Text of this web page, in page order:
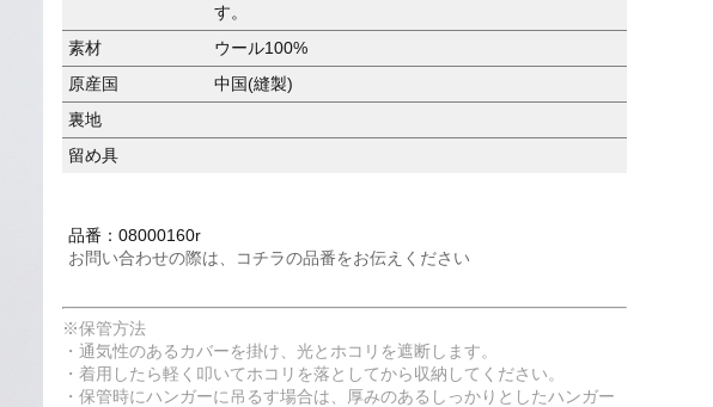
す。
素材
ウール100%
原産国
中国(縫製)
裏地
留め具
品番：08000160r
お問い合わせの際は、コチラの品番をお伝えください
※保管方法
・通気性のあるカバーを掛け、光とホコリを遮断します。
・着用したら軽く叩いてホコリを落としてから収納してください。
・保管時にハンガーに吊るす場合は、厚みのあるしっかりとしたハンガー